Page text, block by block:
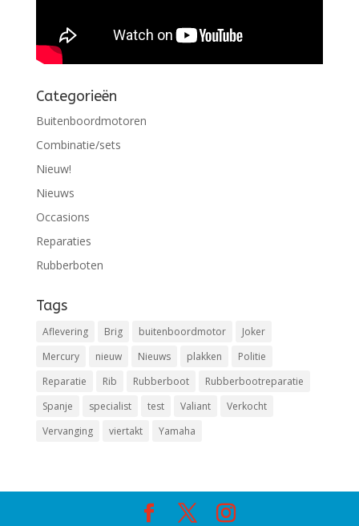
Categorieën
Buitenboordmotoren
Combinatie/sets
Nieuw!
Nieuws
Occasions
Reparaties
Rubberboten
Tags
Aflevering Brig buitenboordmotor
Joker
Mercury
nieuw Nieuws plakken
Politie
Reparatie
Rib Rubberboot
Rubberbootreparatie
Spanje
specialist test Valiant
Verkocht
Vervanging
viertakt Yamaha